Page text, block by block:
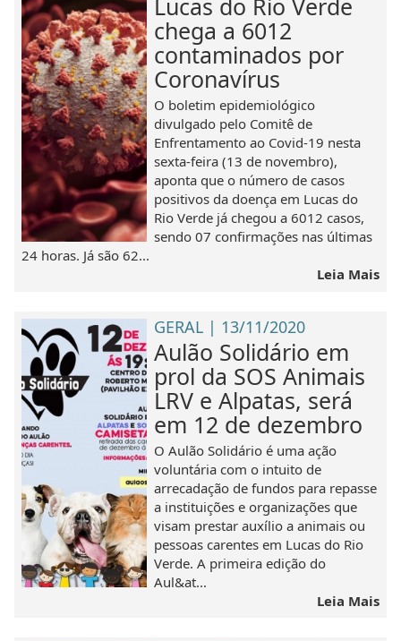
Lucas do Rio Verde
chega a 6012
contaminados por
Coronavírus
O boletim epidemiológico
divulgado pelo Comitê de
Enfrentamento ao Covid-19 nesta
sexta-feira (13 de novembro),
aponta que o número de casos
positivos da doença em Lucas do
Rio Verde já chegou a 6012 casos,
sendo 07 confirmações nas últimas
24 horas. Já são 62...
Leia Mais
GERAL | 13/11/2020
Aulão Solidário em
prol da SOS Animais
LRV e Alpatas, será
em 12 de dezembro
O Aulão Solidário é uma ação
voluntária com o intuito de
arrecadação de fundos para repasse
a instituições e organizações que
visam prestar auxílio a animais ou
pessoas carentes em Lucas do Rio
Verde. A primeira edição do
Aul&at...
Leia Mais